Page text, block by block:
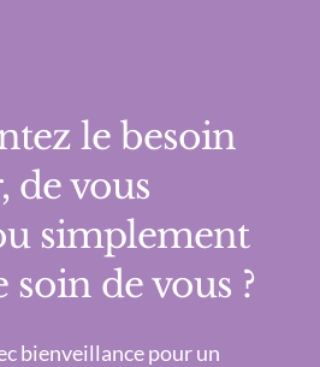
le besoin
de vous
simplement
de vous ?
bienveillance pour un